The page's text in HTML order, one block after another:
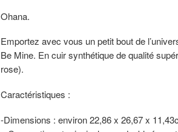
Ohana.
Emportez avec vous un petit bout de
Be Mine. En cuir synthétique de qualité
rose).
Caractéristiques :
-Dimensions : environ 22,86 x 26,67 x